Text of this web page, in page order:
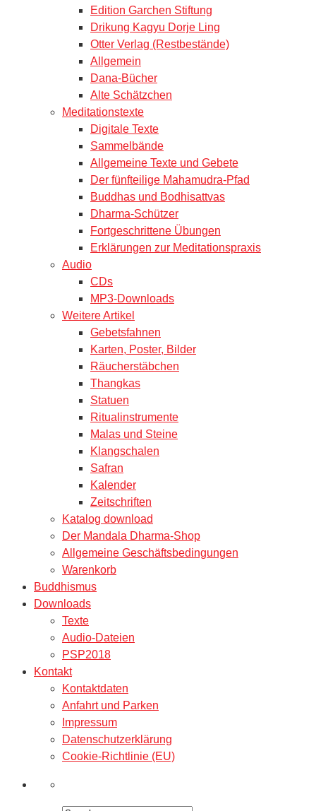
Edition Garchen Stiftung
Drikung Kagyu Dorje Ling
Otter Verlag (Restbestände)
Allgemein
Dana-Bücher
Alte Schätzchen
Meditationstexte
Digitale Texte
Sammelbände
Allgemeine Texte und Gebete
Der fünfteilige Mahamudra-Pfad
Buddhas und Bodhisattvas
Dharma-Schützer
Fortgeschrittene Übungen
Erklärungen zur Meditationspraxis
Audio
CDs
MP3-Downloads
Weitere Artikel
Gebetsfahnen
Karten, Poster, Bilder
Räucherstäbchen
Thangkas
Statuen
Ritualinstrumente
Malas und Steine
Klangschalen
Safran
Kalender
Zeitschriften
Katalog download
Der Mandala Dharma-Shop
Allgemeine Geschäftsbedingungen
Warenkorb
Buddhismus
Downloads
Texte
Audio-Dateien
PSP2018
Kontakt
Kontaktdaten
Anfahrt und Parken
Impressum
Datenschutzerklärung
Cookie-Richtlinie (EU)